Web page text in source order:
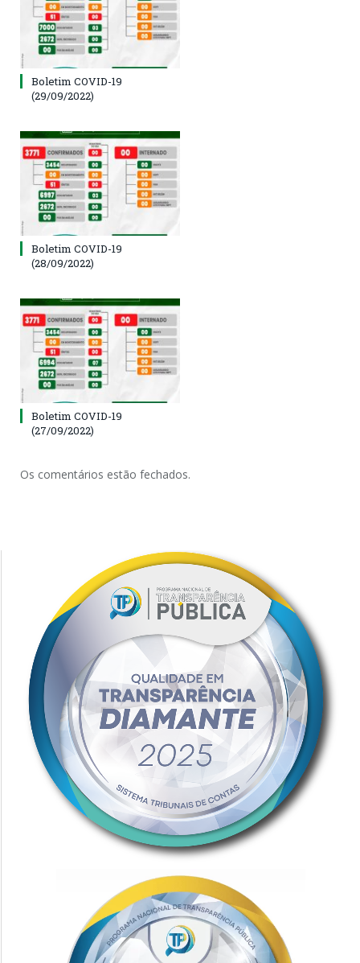
Boletim COVID-19
(29/09/2022)
Boletim COVID-19
(28/09/2022)
Boletim COVID-19
(27/09/2022)
Os comentários estão fechados.